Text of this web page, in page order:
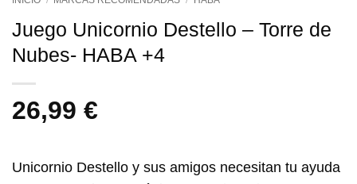
Juego Unicornio Destello – Torre de
Nubes- HABA +4
26,99 €
Unicornio Destello y sus amigos necesitan tu ayuda